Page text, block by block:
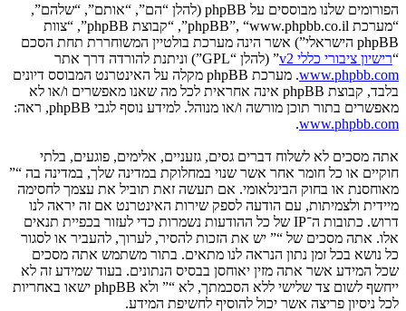
הפורומים שלנו מבוססים על phpBB (להלן “הם”, “אותם”, “שלהם”,
“מערכת phpBB”, “www.phpbb.co.il”, “קבוצת phpBB”, “צוות
phpBB הישראלי”) אשר הינה מערכת בולטיין המשוחררת תחת הסכם
“רישיון ציבורי כללי v2
” (להלן “GPL”) וניתנת להורדה דרך אתר
www.phpbb.com
. מערכת phpBB מקלה על האינטרנט המבוסס דיונים
בלבד, קבוצת phpBB אינה אחראית לכל מה שאנו מאפשרים ו/או לא
מאפשרים בתור תוכן מורשה ו/או מנוהל. למידע נוסף לגבי phpBB, ראה:
www.phpbb.com
.
אתה מסכים לא לשלוח דברים גסים, גזעניים, אלימים, פוגעים, בלתי
חוקיים או כל חומר אחר אשר שנוי במחלוקת במדינה שלך, במדינה בה “”
מאוחסנת או בחוק הבינלאומי. אם תעשה זאת תוביל את עצמך לחסימה
מיידית ולצמיתות, עם הודעה לספק שירות האינטרנט אם זה יראה לנו
דרוש. כתובות ה־IP של כל ההודעות נשמרות כדי לעזור בכפיית תנאים
אלו. אתה מסכים של “” יש את הזכות להסיר, לערוך, להעביר או לסגור
כל נושא בכל זמן נתון הנראה לנו מתאים. בתור משתמש אתה מסכים
שכל המידע אשר אתה מזין יאוחסן בבסיס הנתונים. בעוד שמידע זה לא
ייחשף לשום צד שלישי ללא הסכמתך, לא “” ולא phpBB ישאו באחריות
לכל ניסיון פריצה אשר יכול להוסיף לחשיפת המידע.